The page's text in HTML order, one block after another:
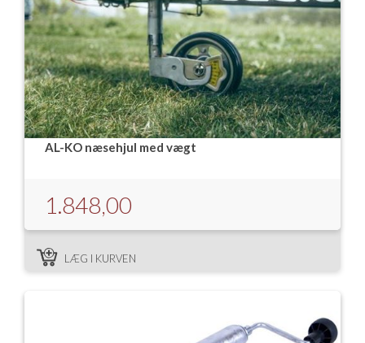
Isabella Opstillingsvejledninger
GPDR - Optagelse af foto og video
GPDR - KG Camping Kundeklub
AL-KO næsehjul med vægt
1.848,00
LÆG I KURVEN